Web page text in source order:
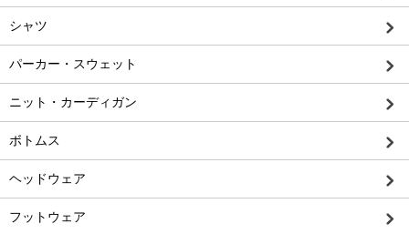
シャツ
パーカー・スウェット
ニット・カーディガン
ボトムス
ヘッドウェア
フットウェア